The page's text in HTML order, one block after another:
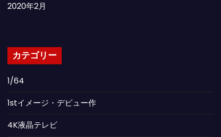
2020年2月
カテゴリー
1/64
1stイメージ・デビュー作
4K液晶テレビ